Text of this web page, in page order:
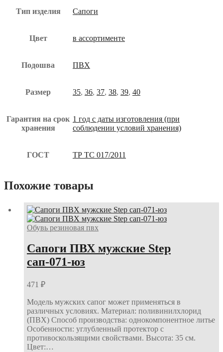
Тип изделия Сапоги
Цвет в ассортименте
Подошва ПВХ
Размер 35, 36, 37, 38, 39, 40
Гарантия на срок
хранения
1 год с даты изготовления (при
соблюдении условий хранения)
ГОСТ ТР ТС 017/2011
Похожие товары
Обувь резиновая пвх
Сапоги ПВХ мужские Step
сап-071-юз
471 ₽
Модель мужских сапог может применяться в
различных условиях. Материал: поливинилхлорид
(ПВХ) Способ производства: однокомпонентное литье
Особенности: углубленный протектор с
противоскользящими свойствами. Высота: 35 см.
Цвет:…